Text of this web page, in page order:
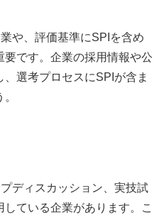
や、評価基準にSPIを含め
です。企業の採用情報や公
選考プロセスにSPIが含ま
ディスカッション、実技試
ている企業があります。こ